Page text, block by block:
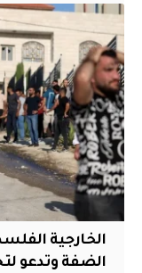
الخارجية
الضفة وتدعو